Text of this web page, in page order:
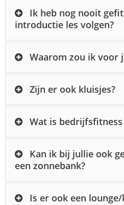
Ik heb nog nooit
introductie les volgen?
Waarom zou ik voor
Zijn er ook kluisjes?
Wat is
Kan ik bij jullie ook
een zonnebank?
Is er ook een